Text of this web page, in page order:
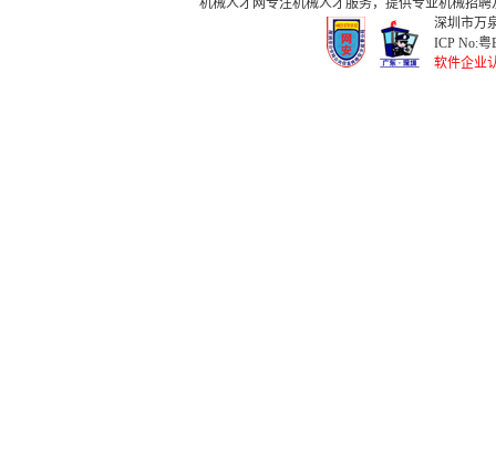
深圳市万
ICP No:粤
软件企业